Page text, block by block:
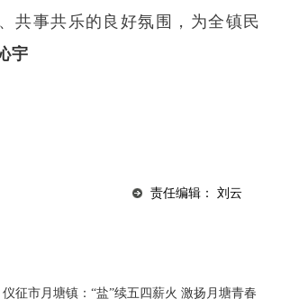
共事共乐的良好氛围，为全镇民
宇
责任编辑： 刘云
仪征市月塘镇：“盐”续五四薪火 激扬月塘青春